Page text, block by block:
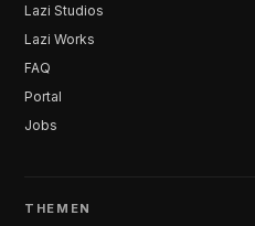
Lazi Studios
Lazi Works
FAQ
Portal
Jobs
THEMEN